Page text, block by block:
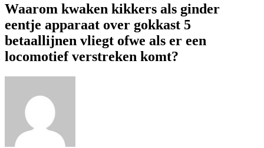
Waarom kwaken kikkers als ginder
eentje apparaat over gokkast 5
betaallijnen vliegt ofwe als er een
locomotief verstreken komt?